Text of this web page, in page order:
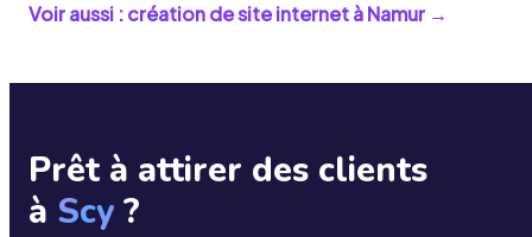
Voir aussi : création de site internet àNamur →
Prêt à attirer des clients
à Scy ?